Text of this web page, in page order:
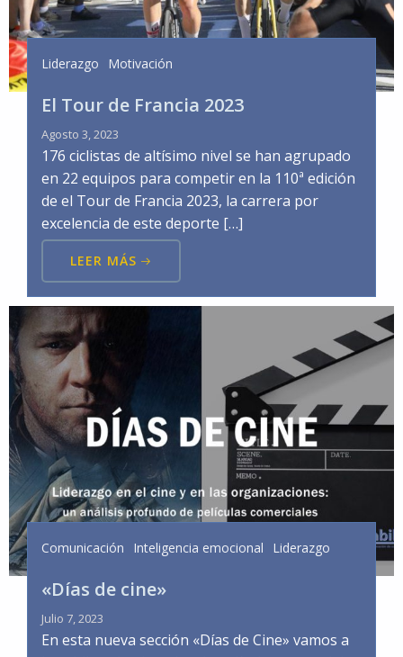
Liderazgo Motivación
El Tour de Francia 2023
Agosto 3, 2023
176 ciclistas de altísimo nivel se han agrupado
en 22 equipos para competir en la 110ª edición
de el Tour de Francia 2023, la carrera por
excelencia de este deporte […]
LEER MÁS
Comunicación Inteligencia emocional Liderazgo
«Días de cine»
Julio 7, 2023
En esta nueva sección «Días de Cine» vamos a